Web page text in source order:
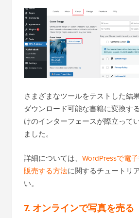
さまざまなツールをテストした結
ダウンロード可能な書籍に変換す
けのインターフェースが際立って
ました。
詳細については、 WordPressで電
販売する方法に関するチュートリ
い。
7. オンラインで写真を売る